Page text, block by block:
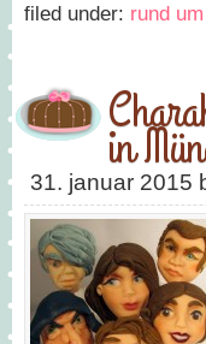
filed under: rund
in
31. januar 2015